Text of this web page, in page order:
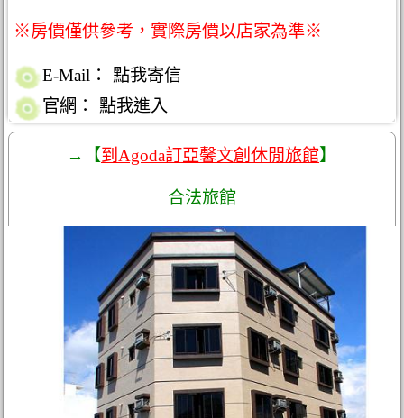
※房價僅供參考，實際房價以店家為準※
E-Mail：
點我寄信
官網：
點我進入
→【到Agoda訂亞馨文創休閒旅館】
合法旅館